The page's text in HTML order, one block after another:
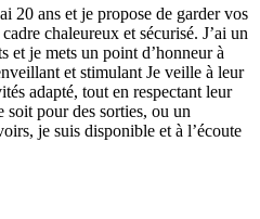
20 ans et je propose de garder vos
chaleureux et sécurisé. J’ai un
et je mets un point d’honneur à
et stimulant Je veille à leur
adapté, tout en respectant leur
soit pour des sorties, ou un
je suis disponible et à l’écoute